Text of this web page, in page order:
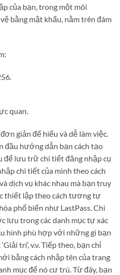
của bạn, trong một môi
bằng mật khẩu, nằm trên đám
quan.
giản để hiểu và dễ làm việc.
đầu hướng dẫn bạn cách tạo
để lưu trữ chi tiết đăng nhập cụ
chi tiết của mình theo cách
dịch vụ khác nhau mà bạn truy
thiết lập theo cách tương tự
phổ biến như LastPass. Chi
lưu trong các danh mục tự xác
hình phù hợp với những gì bạn
trí’, v.v. Tiếp theo, bạn chỉ
bằng cách nhập tên của trang
mục để nó cư trú. Từ đây, bạn